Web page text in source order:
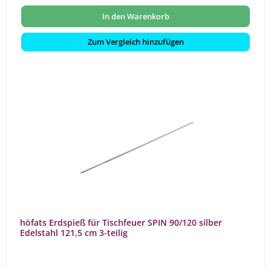
In den Warenkorb
Zum Vergleich hinzufügen
höfats Erdspieß für Tischfeuer SPIN 90/120 silber
Edelstahl 121,5 cm 3-teilig